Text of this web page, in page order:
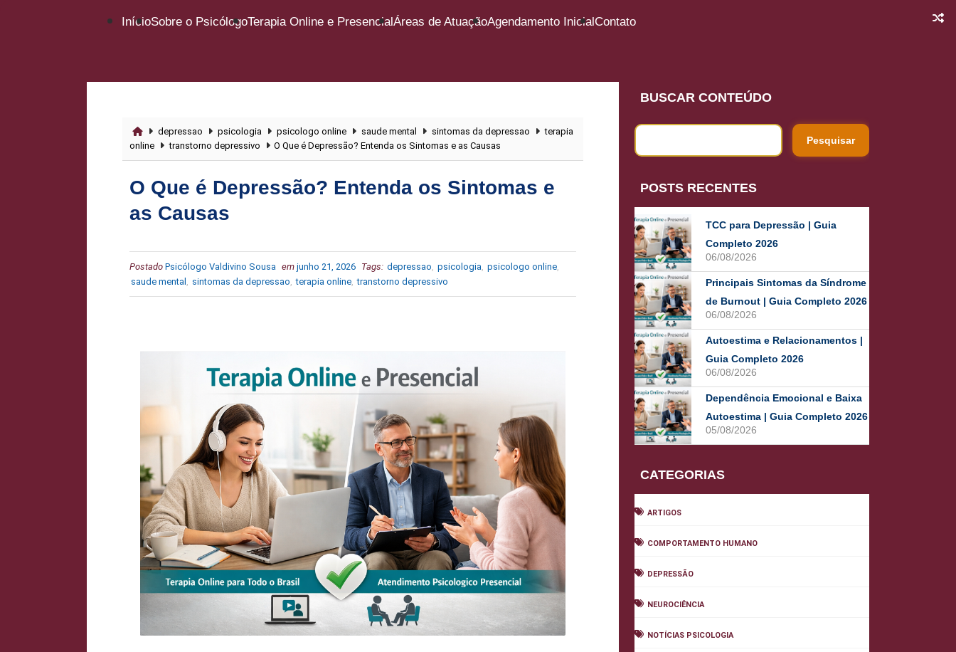
InícioSobre o PsicólogoTerapia Online e PresencialÁreas de AtuaçãoAgendamento InicialContato
depressao psicologia psicologo online saude mental sintomas da depressao
terapia
online
transtorno depressivo O Que é Depressão? Entenda os Sintomas e as Causas
O Que é Depressão? Entenda os Sintomas e
as Causas
Postado Psicólogo Valdivino Sousa em junho 21, 2026 Tags: depressao, psicologia, psicologo online,
saude mental , sintomas da depressao, terapia online, transtorno depressivo
BUSCAR CONTEÚDO
POSTS RECENTES
TCC para Depressão | Guia
Completo 2026
06/08/2026
Principais Sintomas da Síndrome
de Burnout | Guia Completo 2026
06/08/2026
Autoestima e Relacionamentos |
Guia Completo 2026
06/08/2026
Dependência Emocional e Baixa
Autoestima | Guia Completo 2026
05/08/2026
CATEGORIAS
ARTIGOS
COMPORTAMENTO HUMANO
DEPRESSÃO
NEUROCIÊNCIA
NOTÍCIAS PSICOLOGIA